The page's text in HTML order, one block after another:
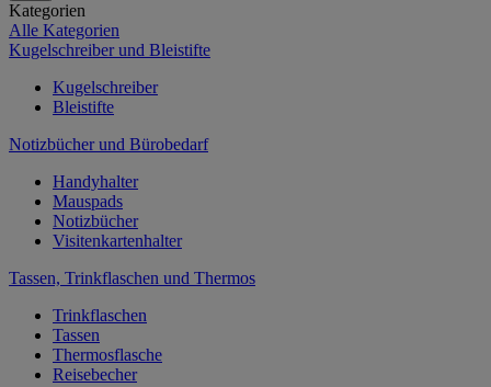
Kategorien
Alle Kategorien
Kugelschreiber und Bleistifte
Kugelschreiber
Bleistifte
Notizbücher und Bürobedarf
Handyhalter
Mauspads
Notizbücher
Visitenkartenhalter
Tassen, Trinkflaschen und Thermos
Trinkflaschen
Tassen
Thermosflasche
Reisebecher